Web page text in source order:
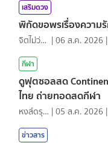
เสริมดวง
พิกัดขอพรเรื่องความ
จิตไม่ว่าง |06 ส.ค. 2026 |
กีฬา
ดูฟุตซอลสด
ไทย ถ่ายทอดสดกีฬา
หงส์ดรุณ |05 ส.ค. 2026 |
ข่าวสาร